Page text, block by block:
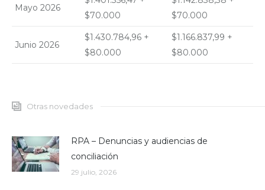
Mayo 2026
$70.000
$70.000
Junio 2026
$1.430.784,96 +
$80.000
$1.166.837,99 +
$80.000
Otras novedades
RPA – Denuncias y audiencias de
conciliación
29 julio, 2026